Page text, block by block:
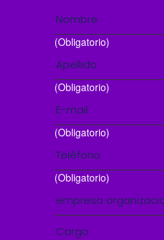
(Obligatorio)
(Obligatorio)
(Obligatorio)
(Obligatorio)